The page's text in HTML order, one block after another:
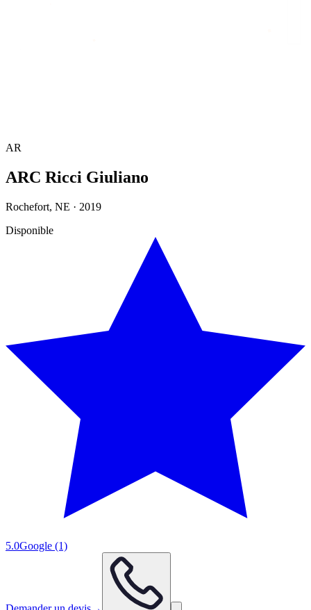
AR
ARC Ricci Giuliano
Rochefort, NE · 2019
Disponible
5.0Google (1)